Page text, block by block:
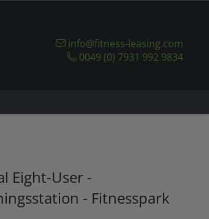
info@fitness-leasing.com
0049 (0) 7931 992 9834
Eight-User -
- Fitnesspark